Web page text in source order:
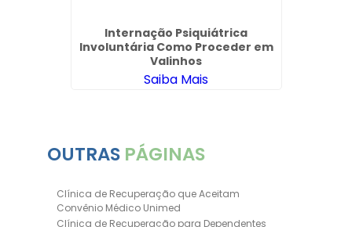
Internação Psiquiátrica
Involuntária Como Proceder em
Valinhos
Saiba Mais
OUTRAS PÁGINAS
Clínica de Recuperação que Aceitam
Convênio Médico Unimed
Clínica de Recuperação para Dependentes